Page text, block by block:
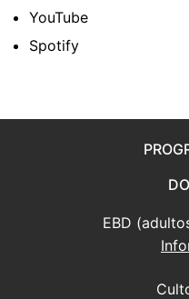
YouTube
Spotify
EBD